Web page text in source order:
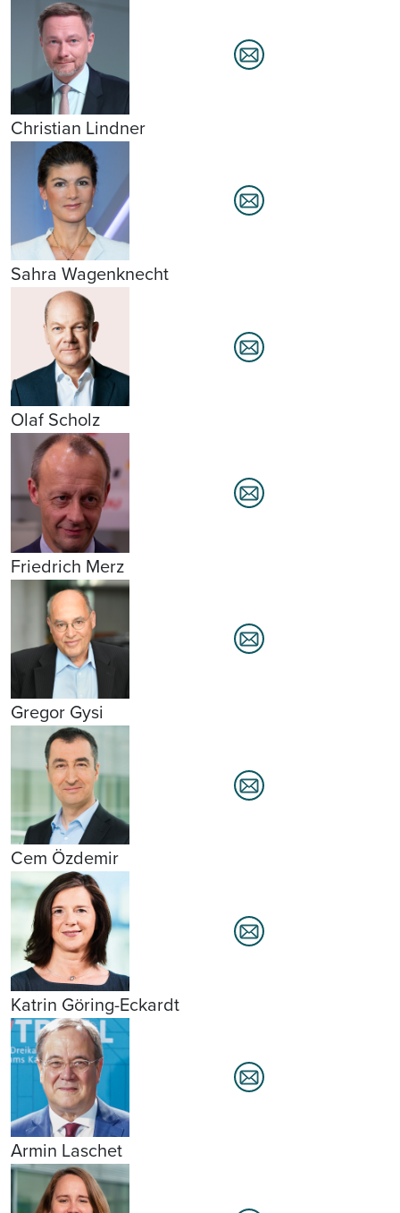
Christian Lindner
Sahra Wagenknecht
Olaf Scholz
Friedrich Merz
Gregor Gysi
Cem Özdemir
Katrin Göring-Eckardt
Armin Laschet